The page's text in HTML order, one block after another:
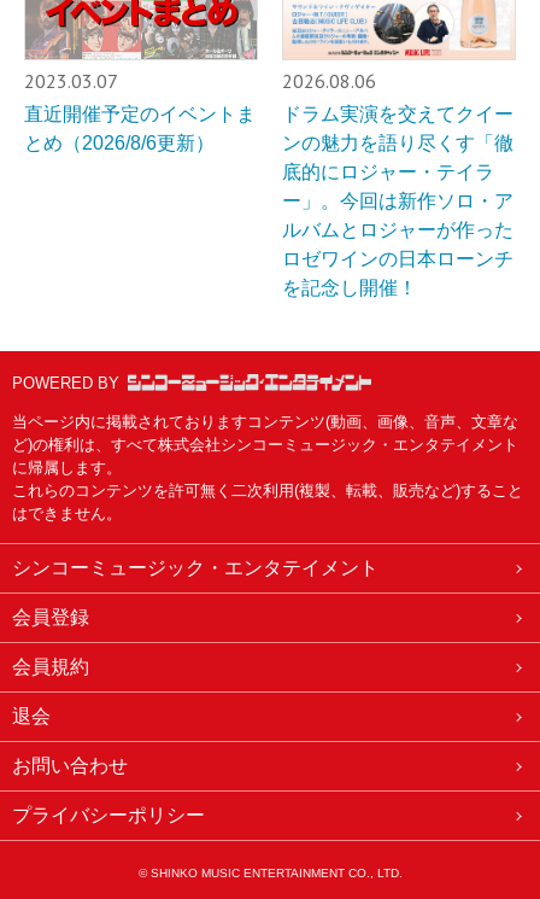
2023.03.07
直近開催予定のイベントま
とめ（2026/8/6更新）
2026.08.06
ドラム実演を交えてクイー
ンの魅力を語り尽くす「徹
底的にロジャー・テイラ
ー」。今回は新作ソロ・ア
ルバムとロジャーが作った
ロゼワインの日本ローンチ
を記念し開催！
POWERED BY
当ページ内に掲載されておりますコンテンツ(動画、画像、音声、文章な
ど)の権利は、すべて株式会社シンコーミュージック・エンタテイメント
に帰属します。
これらのコンテンツを許可無く二次利用(複製、転載、販売など)すること
はできません。
シンコーミュージック・エンタテイメント
会員登録
会員規約
退会
お問い合わせ
プライバシーポリシー
© SHINKO MUSIC ENTERTAINMENT CO., LTD.